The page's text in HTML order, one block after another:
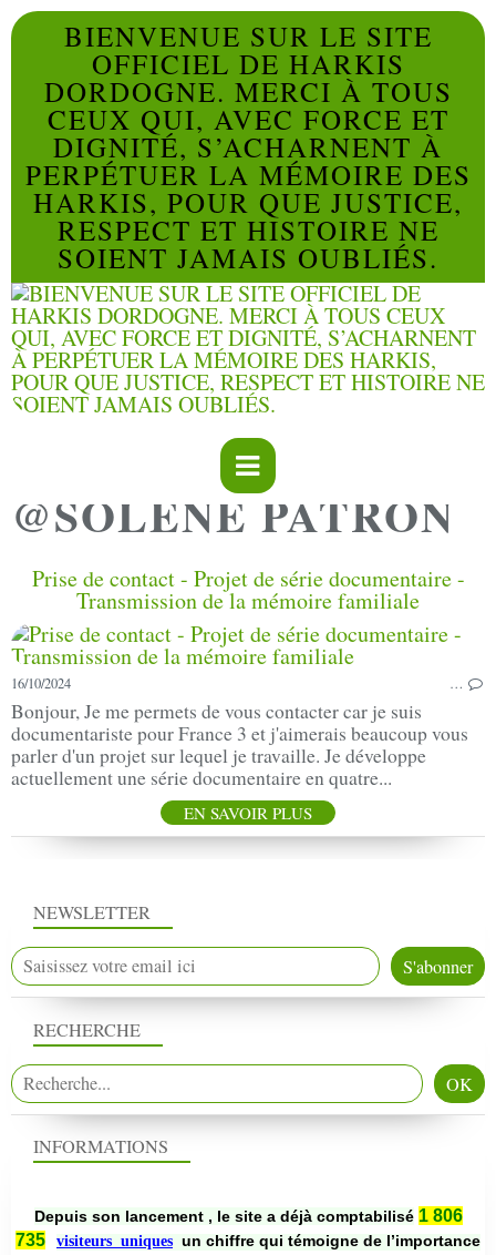
BIENVENUE SUR LE SITE
OFFICIEL DE HARKIS
DORDOGNE. MERCI À TOUS
CEUX QUI, AVEC FORCE ET
DIGNITÉ, S’ACHARNENT À
PERPÉTUER LA MÉMOIRE DES
HARKIS, POUR QUE JUSTICE,
RESPECT ET HISTOIRE NE
SOIENT JAMAIS OUBLIÉS.
@SOLENE PATRON
Prise de contact - Projet de série documentaire -
Transmission de la mémoire familiale
16/10/2024 …
Bonjour, Je me permets de vous contacter car je suis
documentariste pour France 3 et j'aimerais beaucoup vous
parler d'un projet sur lequel je travaille. Je développe
actuellement une série documentaire en quatre...
EN SAVOIR PLUS
NEWSLETTER
RECHERCHE
INFORMATIONS
Depuis son lancement , le site a déjà comptabilisé 1 806
735
visiteurs uniques un chiffre qui témoigne de l’importance